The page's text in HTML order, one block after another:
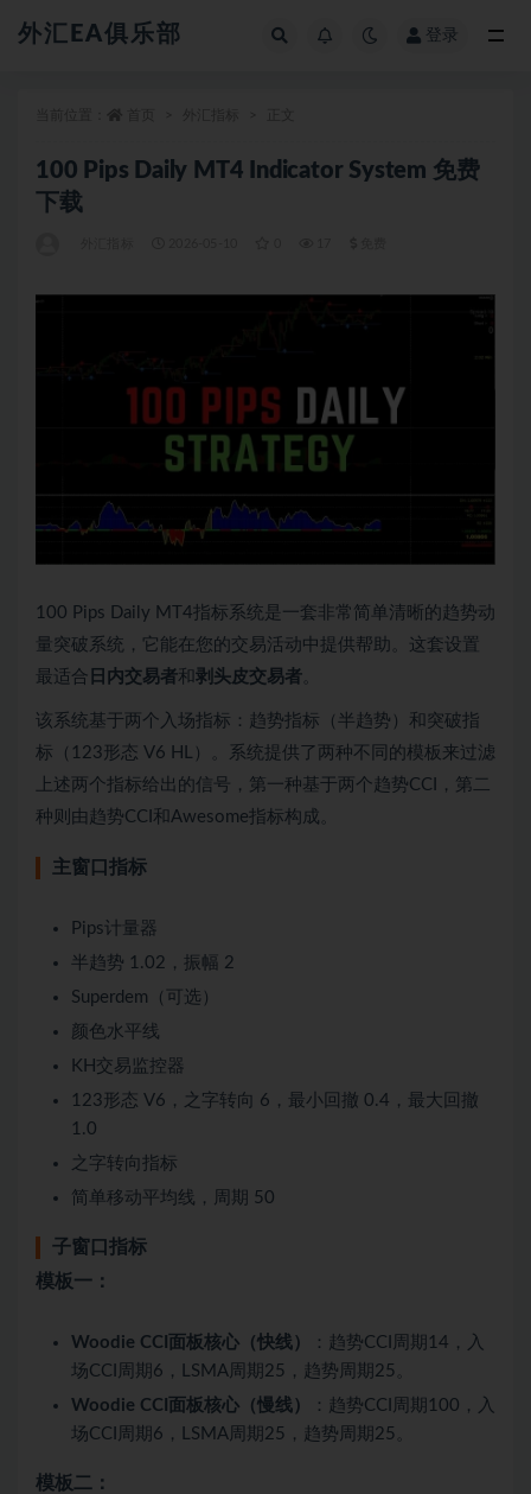
外汇EA俱乐部 登录
100 Pips Daily MT4 Indicator System 免费
下载
100 Pips Daily MT4指标系统是一套非常简单清晰的趋势动
量突破系统，它能在您的交易活动中提供帮助。这套设置
最适合 日内交易者和 剥头皮交易者
该系统基于两个入场指标：趋势指标（半趋势）和突破指
标（123形态 V6 HL）。系统提供了两种不同的模板来过滤
上述两个指标给出的信号，第一种基于两个趋势CCI，第二
种则由趋势CCI和Awesome指标构成。
主窗口指标
Pips计量器
半趋势 1.02，振幅 2
Superdem（可选）
颜色水平线
KH交易监控器
123形态 V6，之字转向 6，最小回撤 0.4，最大回撤
1.0
之字转向指标
简单移动平均线，周期 50
子窗口指标
模板一：
Woodie CCI面板核心（快线）
：趋势CCI周期14，入
场CCI周期6，LSMA周期25，趋势周期25。
Woodie CCI面板核心（慢线）
：趋势CCI周期100，入
场CCI周期6，LSMA周期25，趋势周期25。
模板二：